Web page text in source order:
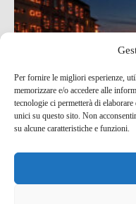
Per fornire le migliori esperienze,
memorizzare e/o accedere alle
tecnologie ci permetterà di
unici su questo sito. Non
su alcune caratteristiche e funzioni.
La Luminara di San